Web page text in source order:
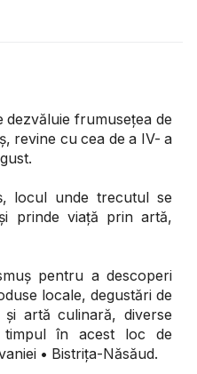
frumusețea de
revine cu cea de a IV- a
locul unde trecutul se
prinde viață prin artă,
pentru a descoperi
locale, degustări de
artă culinară, diverse
timpul în acest loc de
• Bistrița-Năsăud.